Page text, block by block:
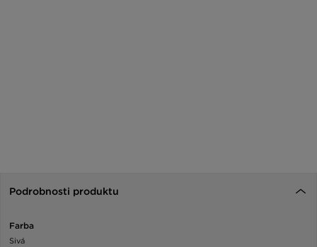
Podrobnosti produktu
Farba
Sivá